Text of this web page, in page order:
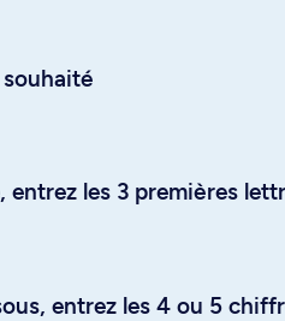
entrez les 3 premières
entrez les 4 ou 5